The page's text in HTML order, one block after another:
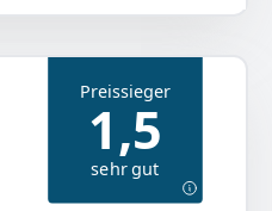
Gewicht
Preissieger
1,5
sehr gut